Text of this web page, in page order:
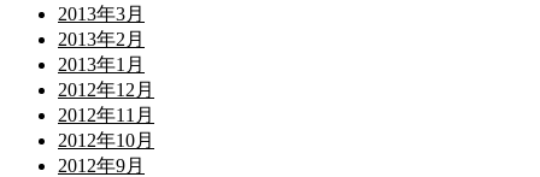
2013年3月
2013年2月
2013年1月
2012年12月
2012年11月
2012年10月
2012年9月